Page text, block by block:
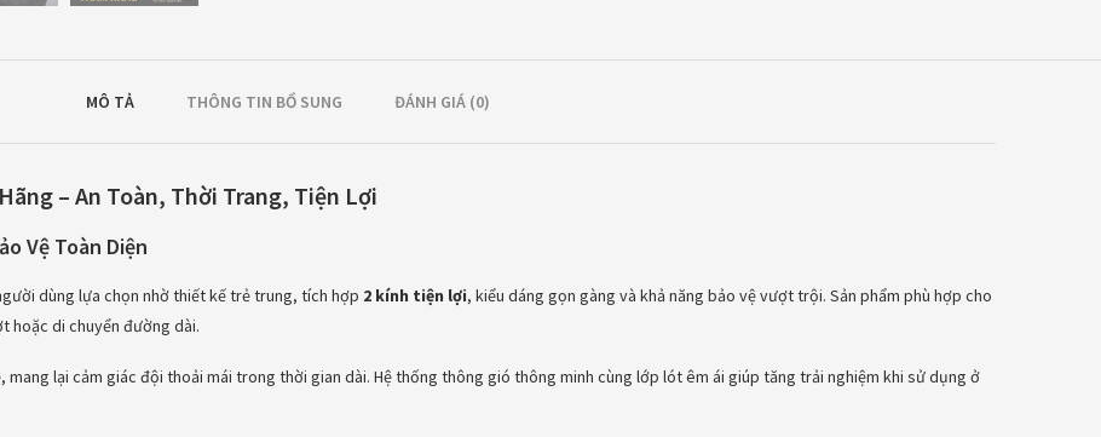
MÔ TẢ THÔNG TIN BỔ SUNG ĐÁNH GIÁ (0)
– An Toàn, Thời Trang, Tiện Lợi
Vệ Toàn Diện
dùng lựa chọn nhờ thiết kế trẻ trung, tích hợp 2 kính tiện lợi, kiểu dáng gọn gàng và khả năng bảo vệ vượt trội. Sản phẩm phù hợp cho
hoặc di chuyển đường dài.
mang lại cảm giác đội thoải mái trong thời gian dài. Hệ thống thông gió thông minh cùng lớp lót êm ái giúp tăng trải nghiệm khi sử dụng ở